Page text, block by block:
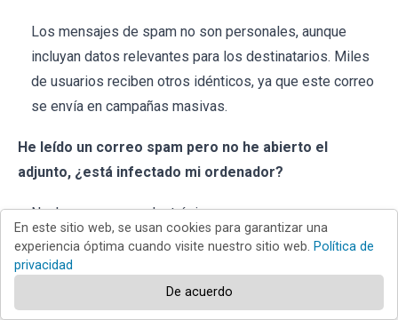
Los mensajes de spam no son personales, aunque
incluyan datos relevantes para los destinatarios. Miles
de usuarios reciben otros idénticos, ya que este correo
se envía en campañas masivas.
He leído un correo spam pero no he abierto el
adjunto, ¿está infectado mi ordenador?
No, leer un correo electrónico no supone una amenaza
de infección; los dispositivos se infectan cuando se
abren o se hace clic en archivos adjuntos o enlaces
En este sitio web, se usan cookies para garantizar una
experiencia óptima cuando visite nuestro sitio web. Política de
privacidad
De acuerdo